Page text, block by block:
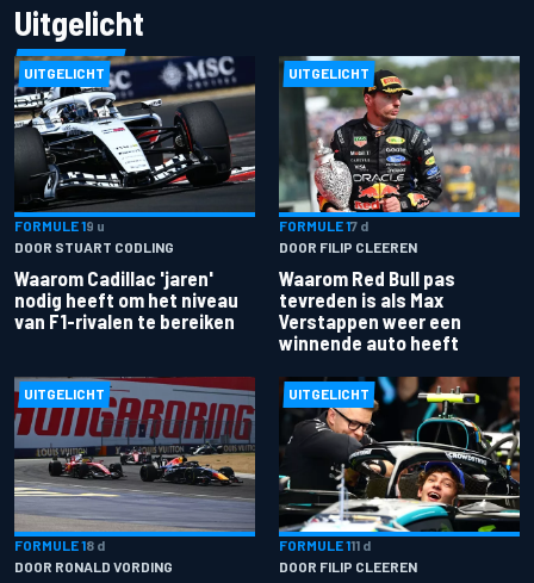
Uitgelicht
UITGELICHT
FORMULE 19 u
DOOR STUART CODLING
Waarom Cadillac 'jaren'
nodig heeft om het niveau
van F1-rivalen te bereiken
UITGELICHT
FORMULE 17 d
DOOR FILIP CLEEREN
Waarom Red Bull pas
tevreden is als Max
Verstappen weer een
winnende auto heeft
UITGELICHT
FORMULE 18 d
DOOR RONALD VORDING
UITGELICHT
FORMULE 111 d
DOOR FILIP CLEEREN